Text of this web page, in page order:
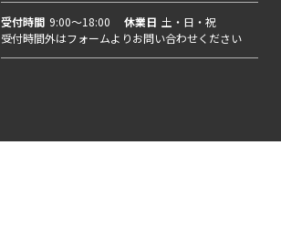
受付時間 9:00〜18:00 休業日 土・日・祝
受付時間外はフォームよりお問い合わせください